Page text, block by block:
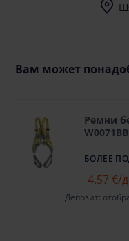
Вам может
Ремни
БОЛЕЕ
4.57 €/
Депозит: